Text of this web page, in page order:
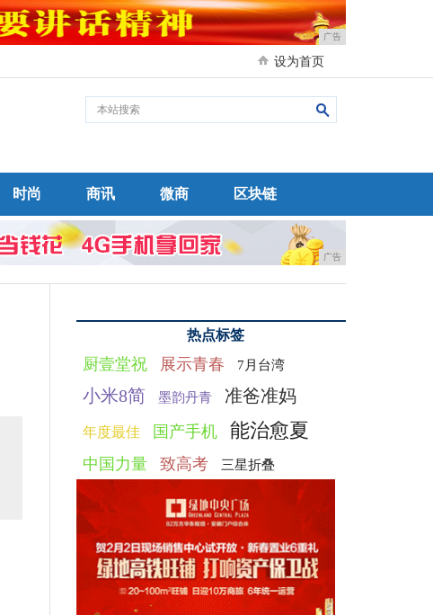
广告
设为首页
时尚 商讯 微商 区块链
广告
热点标签
厨壹堂祝 展示青春 7月台湾
小米8简 墨韵丹青 准爸准妈
年度最佳 国产手机 能治愈夏
中国力量 致高考 三星折叠